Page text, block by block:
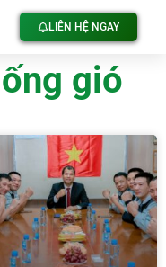
LIÊN HỆ NGAY
gió